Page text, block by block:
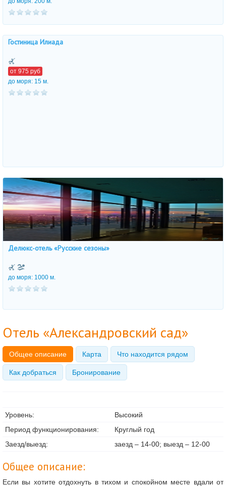
Гостиница Илиада
от 975 руб
до моря: 15 м.
Делюкс-отель «Русские сезоны»
до моря: 1000 м.
Отель «Александровский сад»
Общее описание Карта Что находится рядом
Как добраться Бронирование
Уровень:
Высокий
Период функционирования:
Круглый год
Заезд/выезд:
заезд – 14-00; выезд – 12-00
Общее описание:
Если вы хотите отдохнуть в тихом и спокойном месте вдали от